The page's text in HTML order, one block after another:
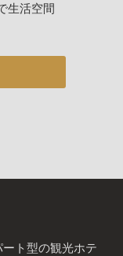
生活空間
ト型の観光ホテ